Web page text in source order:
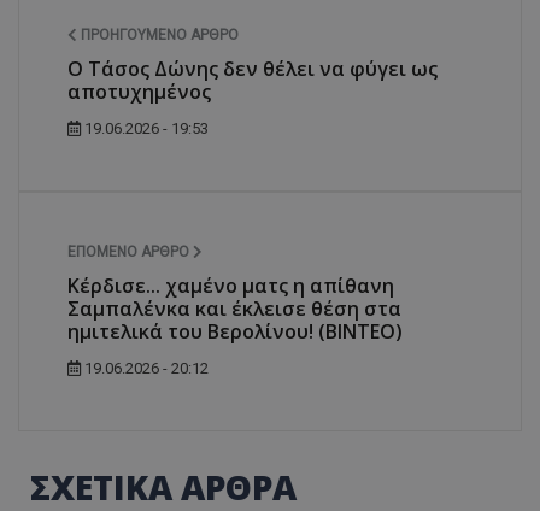
ΠΡΟΗΓΟΎΜΕΝΟ ΆΡΘΡΟ
Ο Τάσος Δώνης δεν θέλει να φύγει ως
αποτυχημένος
19.06.2026 - 19:53
ΕΠΌΜΕΝΟ ΆΡΘΡΟ
Κέρδισε... χαμένο ματς η απίθανη
Σαμπαλένκα και έκλεισε θέση στα
ημιτελικά του Βερολίνου! (ΒΙΝΤΕΟ)
19.06.2026 - 20:12
ΣΧΕΤΙΚΑ ΑΡΘΡΑ